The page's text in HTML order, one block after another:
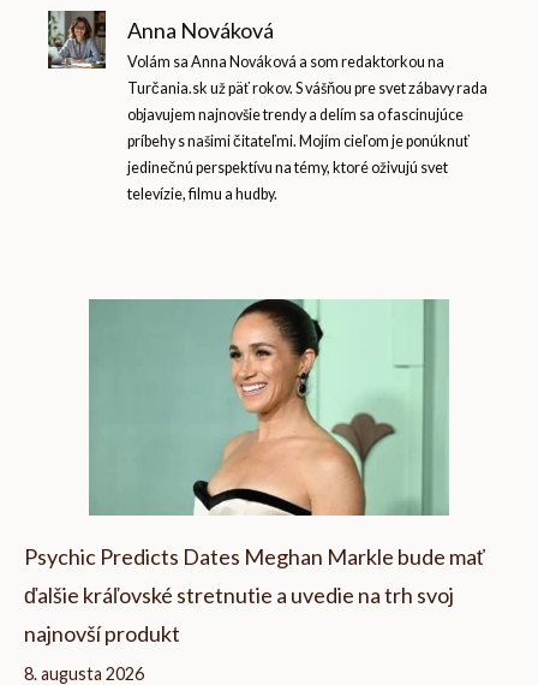
Anna Nováková
Volám sa Anna Nováková a som redaktorkou na
Turčania.sk už päť rokov. S vášňou pre svet zábavy rada
objavujem najnovšie trendy a delím sa o fascinujúce
príbehy s našimi čitateľmi. Mojím cieľom je ponúknuť
jedinečnú perspektívu na témy, ktoré oživujú svet
televízie, filmu a hudby.
Psychic Predicts Dates Meghan Markle bude mať
ďalšie kráľovské stretnutie a uvedie na trh svoj
najnovší produkt
8. augusta 2026